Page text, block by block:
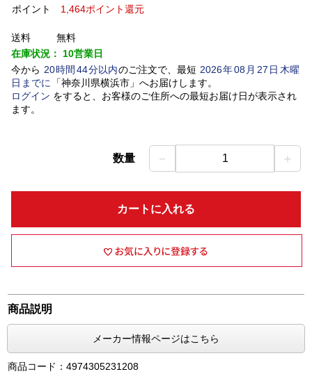
ポイント
1,464ポイント還元
送料
無料
在庫状況： 10営業日
今から 20時間 44分以内のご注文で、最短 2026年08 月 27 日木曜
日 までに 「神奈川県横浜市」 へお届けします。
ログイン をすると、お客様のご住所への最短お届け日が表示され
ます。
数量 － 1 ＋
カートに入れる
商品説明
メーカー情報ページはこちら
商品コード：4974305231208